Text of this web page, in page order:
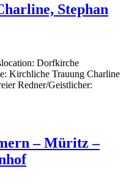
Stephan
Dorfkirche
Kirchliche Trauung Charline
Redner/Geistlicher:
– Müritz –